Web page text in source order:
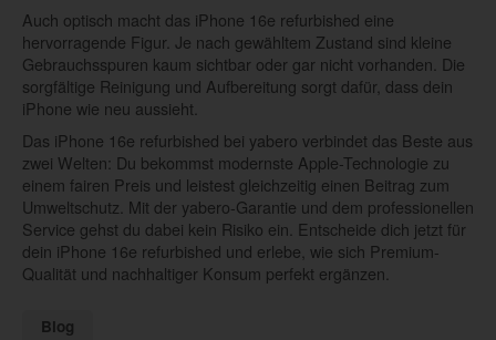
Auch optisch macht das iPhone 16e refurbished eine
hervorragende Figur. Je nach gewähltem Zustand sind kleine
Gebrauchsspuren kaum sichtbar oder gar nicht vorhanden. Die
sorgfältige Reinigung und Aufbereitung sorgt dafür, dass dein
iPhone wie neu aussieht.
Das iPhone 16e refurbished bei yabero verbindet das Beste aus
zwei Welten: Du bekommst modernste Apple-Technologie zu
einem fairen Preis und leistest gleichzeitig einen Beitrag zum
Umweltschutz. Mit der yabero-Garantie und dem professionellen
Service gehst du dabei kein Risiko ein. Entscheide dich jetzt für
dein iPhone 16e refurbished und erlebe, wie sich Premium-
Qualität und nachhaltiger Konsum perfekt ergänzen.
Blog